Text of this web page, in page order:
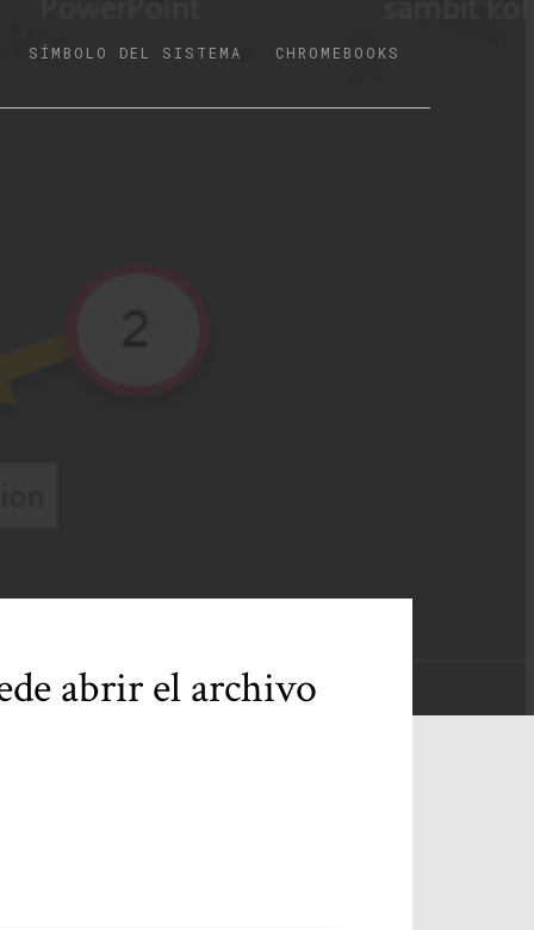
SÍMBOLO DEL SISTEMA CHROMEBOOKS
abrir el archivo